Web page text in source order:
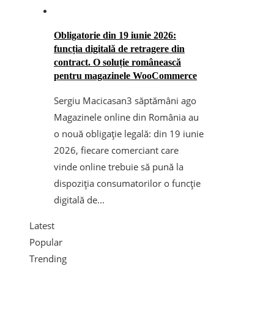
Obligatorie din 19 iunie 2026:
funcția digitală de retragere din
contract. O soluție românească
pentru magazinele WooCommerce
Sergiu Macicasan3 săptămâni ago
Magazinele online din România au
o nouă obligație legală: din 19 iunie
2026, fiecare comerciant care
vinde online trebuie să pună la
dispoziția consumatorilor o funcție
digitală de...
Latest
Popular
Trending